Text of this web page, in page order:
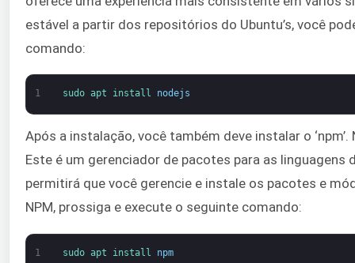
estável a partir dos repositórios do Ubuntu’s, você
comando:
1 sudo apt install nodejs
Após a instalação, você também deve instalar o ‘npm’.
Este é um gerenciador de pacotes para as linguagens
permitirá que você gerencie e instale os pacotes e
NPM, prossiga e execute o seguinte comando:
1 sudo apt install npm